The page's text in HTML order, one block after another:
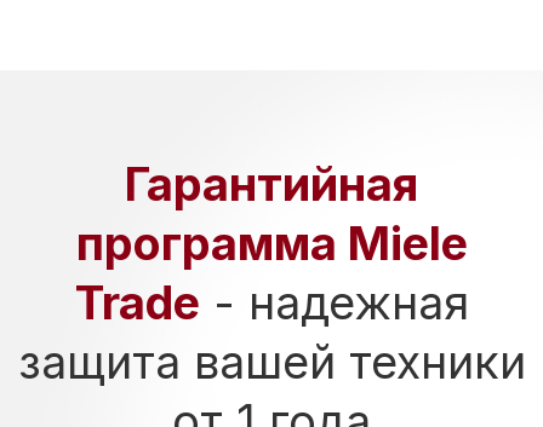
готовая смета?
Получите лучшие
в течении 1 часа
ПОЛУЧИТЬ ПРЕДЛОЖЕНИЕ